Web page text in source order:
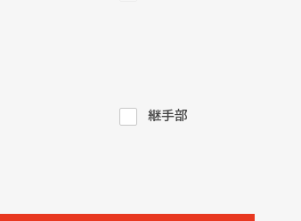
継手部